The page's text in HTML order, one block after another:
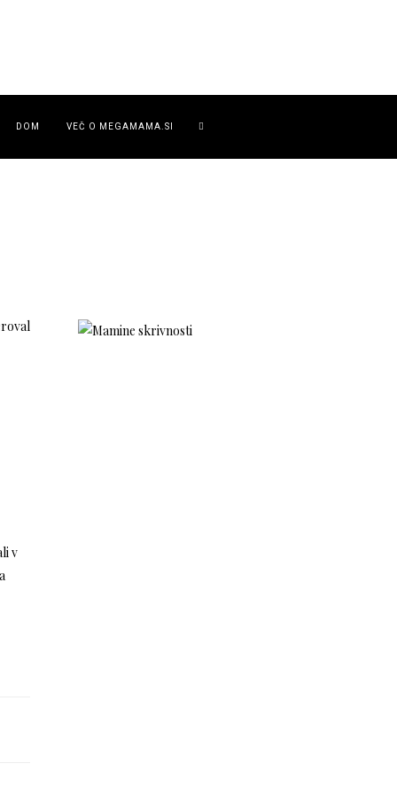
DOM VEČ O MEGAMAMA.SI
v